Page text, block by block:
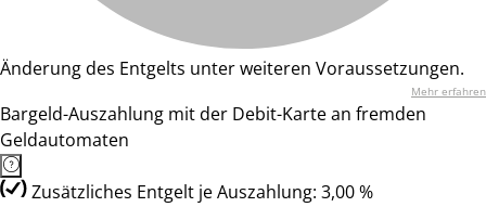
Änderung des Entgelts unter weiteren Voraussetzungen.
Mehr erfahren
Bargeld-Auszahlung mit der Debit-Karte an fremden
Geldautomaten
Zusätzliches Entgelt je Auszahlung: 3,00 %